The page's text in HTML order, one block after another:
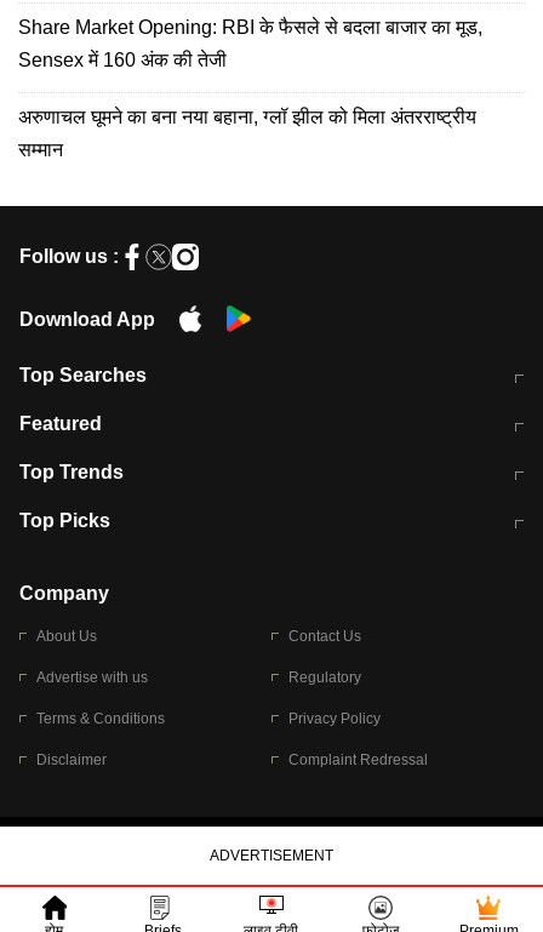
Share Market Opening: RBI के फैसले से बदला बाजार का मूड,
Sensex में 160 अंक की तेजी
अरुणाचल घूमने का बना नया बहाना, ग्लॉ झील को मिला अंतरराष्ट्रीय
सम्मान
Follow us :
Download App
Top Searches
भरत तिवारी कथित एनकाउंटर मामले में बड़ी
Featured
स्पेन में प्रवासियों का सैलाब! मोरक्को से
Top Trends
RBI का नया नियम: अब बैंकों को अपनी सभी
Top Picks
बारिश की चेतावनी
Company
About Us Contact Us
Advertise with us Regulatory
Terms & Conditions Privacy Policy
Disclaimer Complaint Redressal